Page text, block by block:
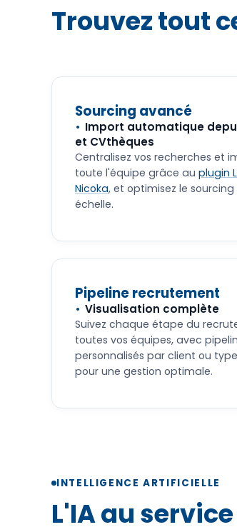
Trouvez tout
Sourcing avancé
Import automatique
et CVthèques
Centralisez vos recherches et
toute l'équipe grâce au plugin
Nicoka, et optimisez le
échelle.
Pipeline recrutement
Visualisation complète
Suivez chaque étape du
toutes vos équipes, avec
personnalisés par client ou
pour une gestion optimale.
INTELLIGENCE ARTIFICIELLE
L'IA au